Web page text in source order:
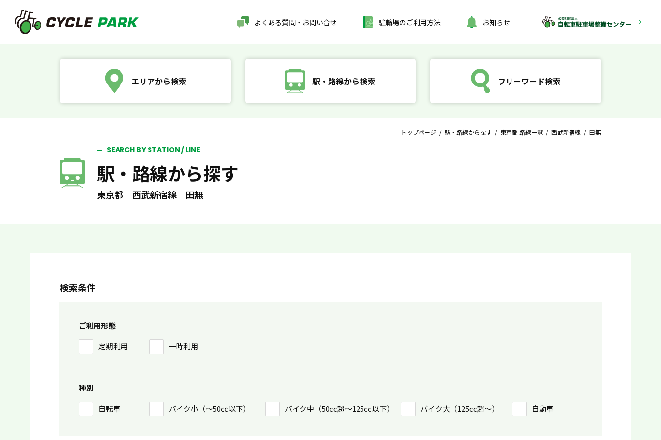
よくある質問・お問い合せ 駐輪場のご利用方法 お知らせ
エリアから検索 駅・路線から検索 フリーワード検索
トップページ / 駅・路線から探す / 東京都 路線一覧 / 西武新宿線 / 田無
SEARCH BY STATION / LINE
駅・路線から探す
東京都 西武新宿線 田無
検索条件
ご利用形態
定期利用
一時利用
種別
自転車
バイク小（〜50㏄以下） バイク中（50cc超〜125cc以下） バイク大（125cc超〜） 自動車